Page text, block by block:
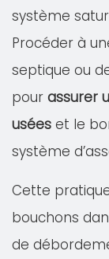
système
Procéder à
septique ou
pour assurer
usées et le
système
Cette
bouchons
de